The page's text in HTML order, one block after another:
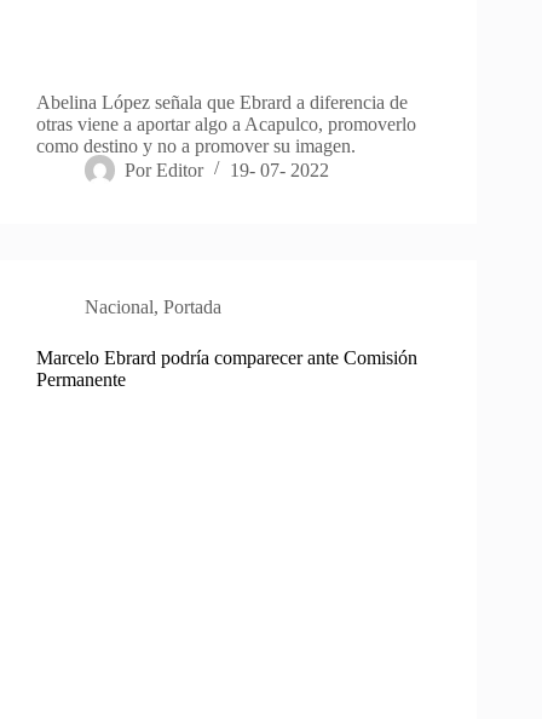
Abelina López señala que Ebrard a diferencia de
otras viene a aportar algo a Acapulco, promoverlo
como destino y no a promover su imagen.
Por Editor 19- 07- 2022
Nacional, Portada
Marcelo Ebrard podría comparecer ante Comisión
Permanente